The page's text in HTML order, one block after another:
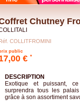
Chutney
COLLITFROMINI
public
€ *
DESCRIPTION
Exotique et puissant,
surprendra tous les
grâce à son assortiment